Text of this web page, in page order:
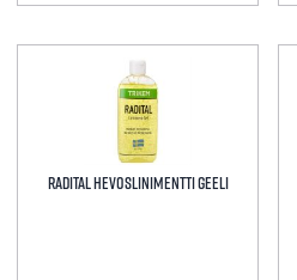
Radital Hevoslinimentti Geeli